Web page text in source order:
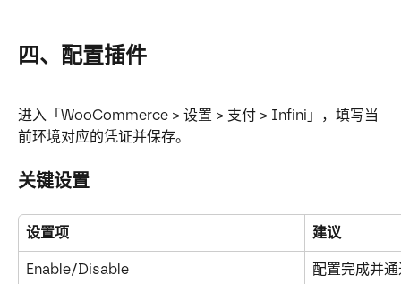
四、配置插件
进入「WooCommerce > 设置 > 支付 > Infini」，填写当
前环境对应的凭证并保存。
关键设置
设置项 建议
Enable/Disable 配置完成并